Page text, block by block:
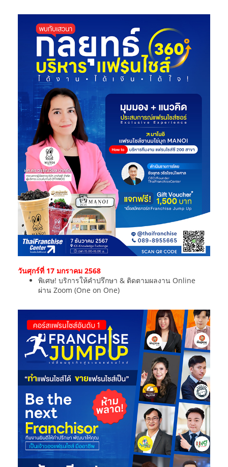
วันศุกร์ที่ 17 มกราคม 2568
พิเศษ! บริการให้คำปรึกษา & ติดตามผลงาน Online
ผ่าน Zoom (One on One)